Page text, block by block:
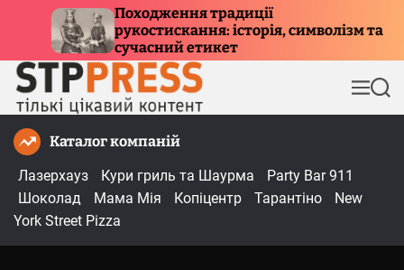
традиції
історія, символізм та
Куди летять
причини
М
е
П
о
Каталог компаній
Лазерхауз
Кури гриль та Шаурма
Party Bar 911
Шоколад
Мама Мія Копіцентр Тарантіно
New
York Street Pizza